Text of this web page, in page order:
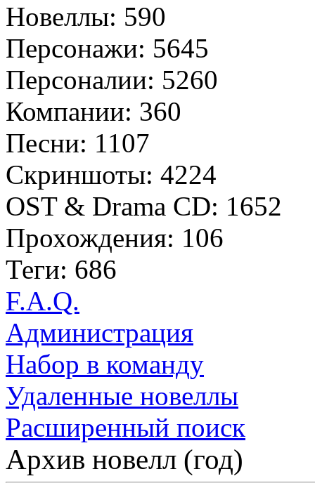
Новеллы: 590
Персонажи: 5645
Персоналии: 5260
Компании: 360
Песни: 1107
Скриншоты: 4224
OST & Drama CD: 1652
Прохождения: 106
Теги: 686
F.A.Q.
Администрация
Набор в команду
Удаленные новеллы
Расширенный поиск
Архив новелл (год)